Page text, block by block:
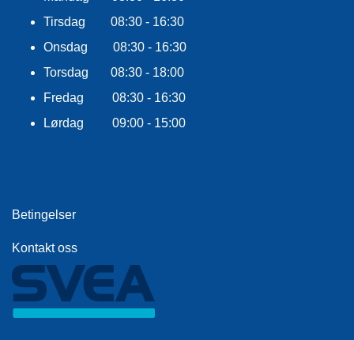
Tirsdag 08:30 - 16:30
Onsdag 08:30 - 16:30
Torsdag 08:30 - 18:00
Fredag 08:30 - 16:30
Lørdag 09:00 - 15:00
Betingelser
Kontakt oss